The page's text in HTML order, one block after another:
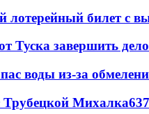
лотерейный билет с
Туска завершить дело
воды из-за
Трубецкой Михалка